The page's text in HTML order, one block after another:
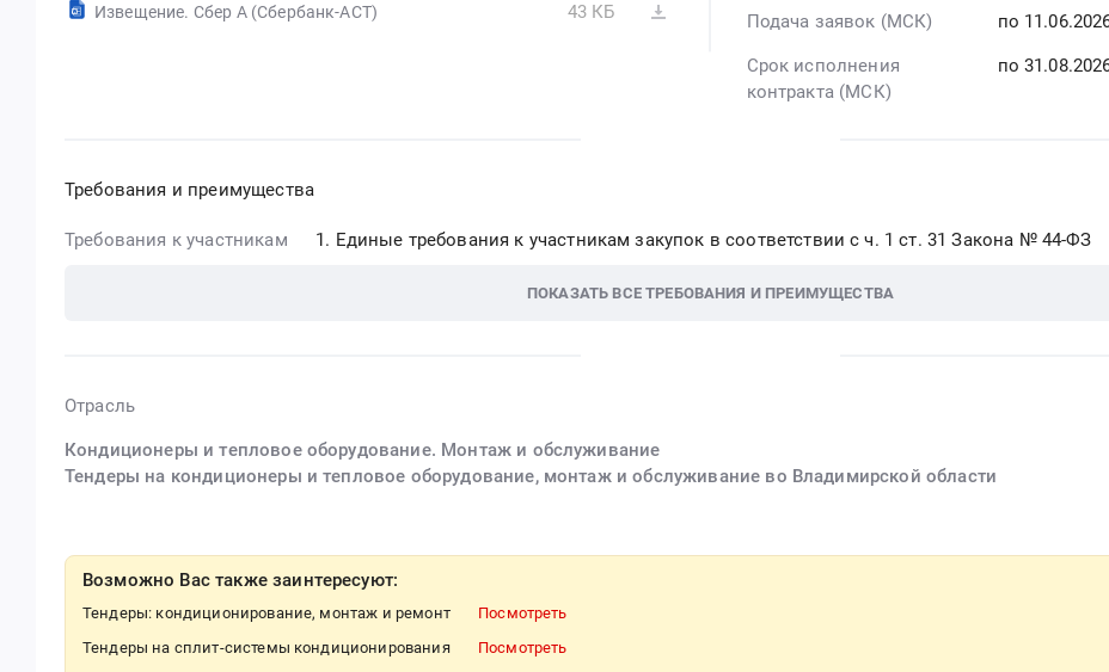
Извещение. Сбер А (Сбербанк-АСТ) 43 КБ Подача заявок (МСК) по
Срок исполнения
контракта (МСК)
по
Требования и преимущества
Требования к участникам Единые требования к участникам закупок в соответствии с ч. 1 ст. 31 Закона № 44-ФЗ
ПОКАЗАТЬ ВСЕ ТРЕБОВАНИЯ И ПРЕИМУЩЕСТВА
Отрасль
Кондиционеры и тепловое оборудование. Монтаж и обслуживание
Тендеры на кондиционеры и тепловое оборудование, монтаж и обслуживание во Владимирской области
Возможно Вас также заинтересуют:
Тендеры: кондиционирование, монтаж и ремонт
Посмотреть
Тендеры на сплит-системы кондиционирования
Посмотреть